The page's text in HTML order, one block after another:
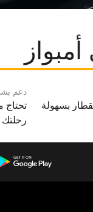
بسهولة
دعم
تحتاج
رحلتك